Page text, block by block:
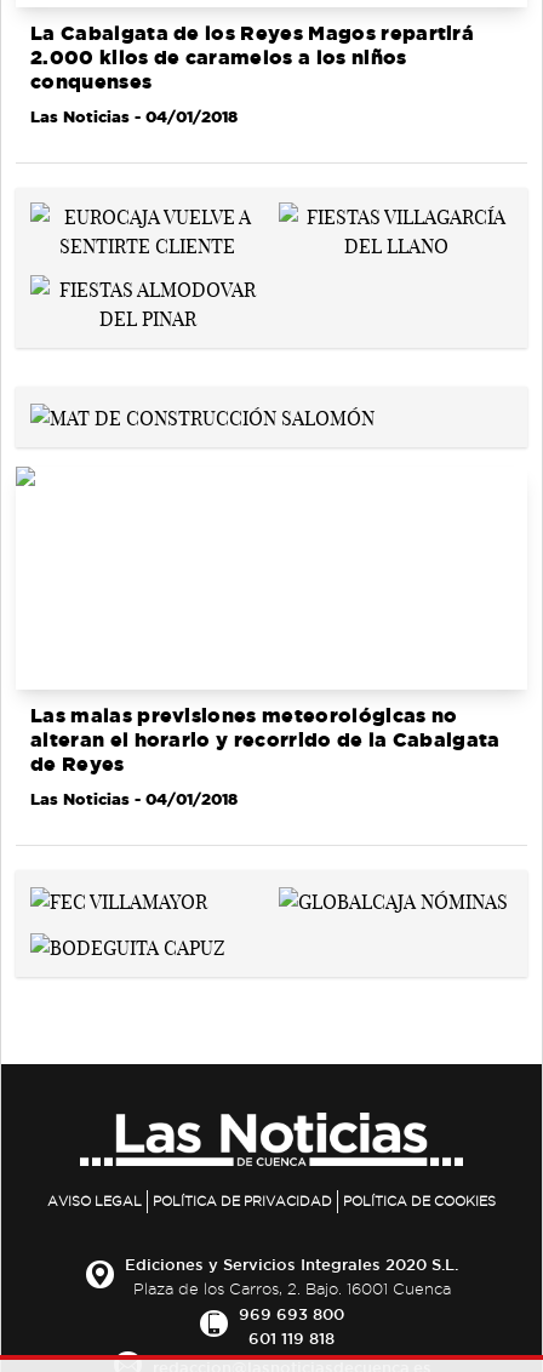
La Cabalgata de los Reyes Magos repartirá
2.000 kilos de caramelos a los niños
conquenses
Las Noticias - 04/01/2018
Las malas previsiones meteorológicas no
alteran el horario y recorrido de la Cabalgata
de Reyes
Las Noticias - 04/01/2018
AVISO LEGAL POLÍTICA DE PRIVACIDAD POLÍTICA DE COOKIES
Ediciones y Servicios Integrales 2020 S.L.
Plaza de los Carros, 2. Bajo. 16001 Cuenca
969 693 800
601 119 818